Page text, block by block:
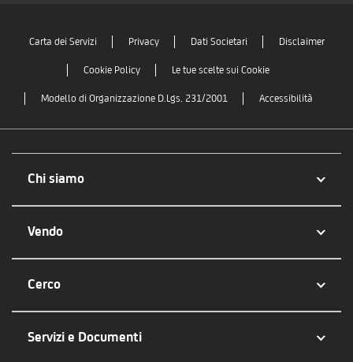
Carta dei Servizi Privacy Dati Societari Disclaimer
Cookie Policy Le tue scelte sui Cookie
Modello di Organizzazione D.Lgs. 231/2001 Accessibilità
Chi siamo
Vendo
Cerco
Servizi e Documenti